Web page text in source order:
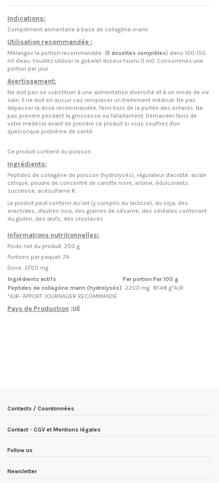
Indications:
Complément alimentaire à base de collagène marin
Utilisation recommandée :
Mélangez la portion recommandée (5 dosettes complètes) dans 100-150
ml d'eau. Veuillez utiliser le gobelet doseur fourni (1 ml). Consommez une
portion par jour.
Avertissement:
Ne doit pas se substituer à une alimentation diversifié et à un mode de vie
sain. Il ne doit en aucun cas remplacer un traitement médical. Ne pas
dépasser la dose recommandée. Tenir hors de la portée des enfants. Ne
pas prendre pendant la grossesse ou l'allaitement. Demander l'avis de
votre médecin avant de prendre ce produit si vous souffrez d'un
quelconque problème de santé.
Ce produit contient du poisson
Ingrédients:
Peptides de collagène de poisson (hydrolysés), régulateur d'acidité: acide
citrique; poudre de concentré de carotte noire, arôme, édulcorants:
sucralose, acésulfame K.
Le produit peut contenir du lait (y compris du lactose), du soja, des
arachides, d'autres noix, des graines de sésame, des céréales contenant
du gluten, des œufs, des crustacés.
Informations nutritionnelles:
Poids net du produit: 200 g
Portions par paquet: 74
Dose: 2700 mg
Ingrédients actifs
Par portion Par 100 g
Peptides de collagène marin (hydrolysés)
2200 mg 81.48 g*AJR
*AJR- APPORT JOURNALIER RECOMMANDÉ
Pays de Production :UE
Contacts / Coordonnées
Contact - CGV et Mentions légales
Follow us
Newsletter